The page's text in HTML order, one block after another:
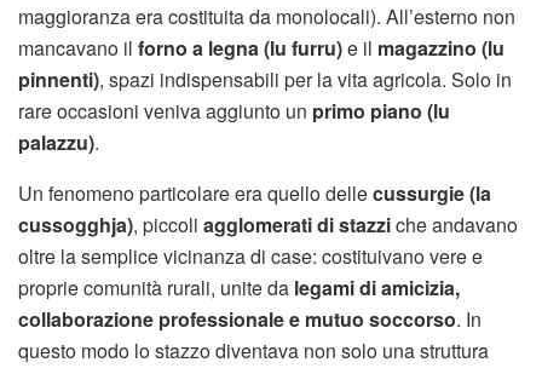
maggioranza era costituita da monolocali). All’esterno non
mancavano il forno a legna (lu furru)e il magazzino (lu
pinnenti), spazi indispensabili per la vita agricola. Solo in
rare occasioni veniva aggiunto un primo piano (lu
palazzu).
Un fenomeno particolare era quello dellecussurgie (la
cussogghja), piccoli agglomerati di stazziche andavano
oltre la semplice vicinanza di case: costituivano vere e
proprie comunità rurali, unite da legami di amicizia,
collaborazione professionale e mutuo soccorso. In
questo modo lo stazzo diventava non solo una struttura